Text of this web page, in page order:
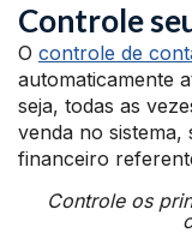
Controle
O controle de
automaticamente
seja, todas as
venda no
financeiro
Controle os